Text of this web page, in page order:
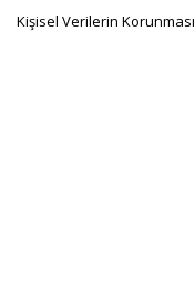
Kişisel Verilerin Korunması